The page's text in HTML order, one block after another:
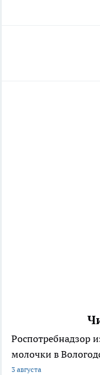
Роспотребнадзор
молочки в
3 августа